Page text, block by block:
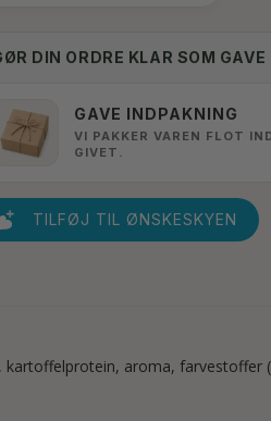
DIN ORDRE KLAR SOM GAVE
GAVE INDPAKNING
VI PAKKER VAREN FLOT
GIVET.
TILFØJ TIL ØNSKESKYEN
aroma, farvestoffer